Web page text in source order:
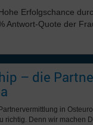
Erfolgschance
Antwort-Quote der
– die
in
richtig. Denn wir machen